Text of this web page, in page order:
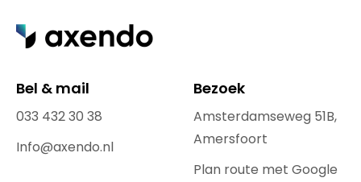
Bel & mail
033 432 30 38
Info@axendo.nl
Bezoek
Amsterdamseweg 51B,
Amersfoort
Plan route met Google